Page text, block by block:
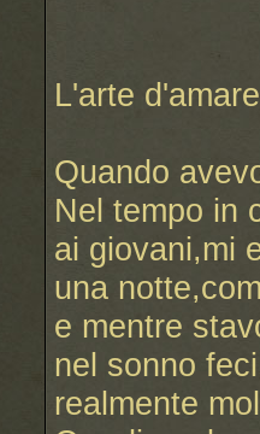
L'arte d'amare
Quando
Nel tempo in
ai giovani,mi
una
e mentre
nel sonno
realmente